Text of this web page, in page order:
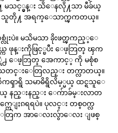
မသင့္မွန္း သိေနလို႔သာ မီခ်ယ္
။ သူတို႔ အရက္ေသာက္ၾကတယ္။
ပဲ။ မသိမသာ ခိုးဖတ္ၾကည့္ေ
ဖုန္းကိုဖြင့္ၿပီး ေဖ့ဘြတ္ ၾက
ေဖ့ဘြတ္ အေကာင့္ ကို မစုံစ
) သတင္းေတြလည္း တက္လာတယ္။
ကၡာရွိ သမာဓိရွိလိမ့္မယ္ ထင္ရသူေ
ခ်ယ္ နည္းနည္း ေက်ာခ်မ္းလာတ
ျႏၵရရပဲ။ ပုလင္း တစ္ဝက္လ
ြက အာေလးလွ်ာေလး ျဖစ္